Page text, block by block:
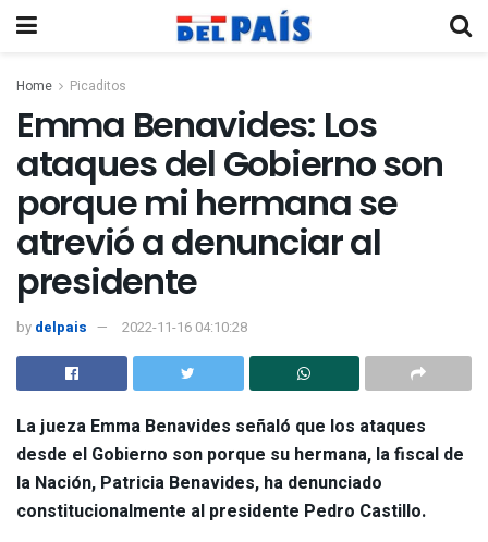
Home Picaditos
Emma Benavides: Los
ataques del Gobierno son
porque mi hermana se
atrevió a denunciar al
presidente
by delpais 2022-11-16 04:10:28
La jueza Emma Benavides señaló que los ataques
desde el Gobierno son porque su hermana, la fiscal de
la Nación, Patricia Benavides, ha denunciado
constitucionalmente al presidente Pedro Castillo.